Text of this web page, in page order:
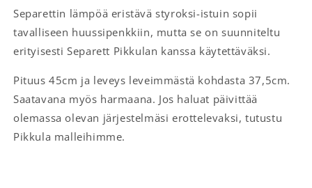
Separettin lämpöä eristävä styroksi-istuin sopii
tavalliseen huussipenkkiin, mutta se on suunniteltu
erityisesti Separett Pikkulan kanssa käytettäväksi.
Pituus 45cm ja leveys leveimmästä kohdasta 37,5cm.
Saatavana myös harmaana. Jos haluat päivittää
olemassa olevan järjestelmäsi erottelevaksi, tutustu
Pikkula malleihimme.